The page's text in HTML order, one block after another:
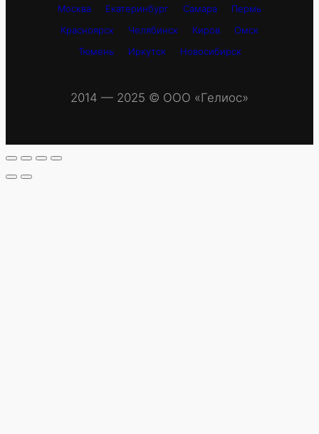
Москва Екатеринбург Самара
Пермь
Красноярск
Челябинск Киров
Омск
Тюмень
Иркутск Новосибирск
2014 — 2025 © OOO «Гелиос»